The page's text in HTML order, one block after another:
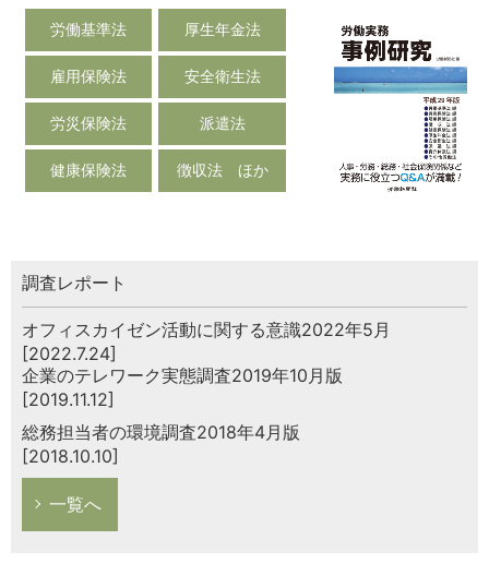
労働基準法 厚生年金法
雇用保険法 安全衛生法
労災保険法 派遣法
健康保険法 徴収法 ほか
調査レポート
オフィスカイゼン活動に関する意識2022年5月
[2022.7.24]
企業のテレワーク実態調査2019年10月版
[2019.11.12]
総務担当者の環境調査2018年4月版
[2018.10.10]
一覧へ